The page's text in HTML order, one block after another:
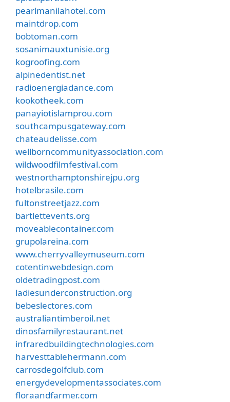
pearlmanilahotel.com
maintdrop.com
bobtoman.com
sosanimauxtunisie.org
kogroofing.com
alpinedentist.net
radioenergiadance.com
kookotheek.com
panayiotislamprou.com
southcampusgateway.com
chateaudelisse.com
wellborncommunityassociation.com
wildwoodfilmfestival.com
westnorthamptonshirejpu.org
hotelbrasile.com
fultonstreetjazz.com
bartlettevents.org
moveablecontainer.com
grupolareina.com
www.cherryvalleymuseum.com
cotentinwebdesign.com
oldetradingpost.com
ladiesunderconstruction.org
bebeslectores.com
australiantimberoil.net
dinosfamilyrestaurant.net
infraredbuildingtechnologies.com
harvesttablehermann.com
carrosdegolfclub.com
energydevelopmentassociates.com
floraandfarmer.com